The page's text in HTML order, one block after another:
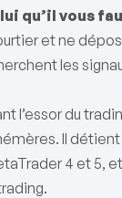
qu’il vous
et ne
les
l’essor du
Il
4 et 5,